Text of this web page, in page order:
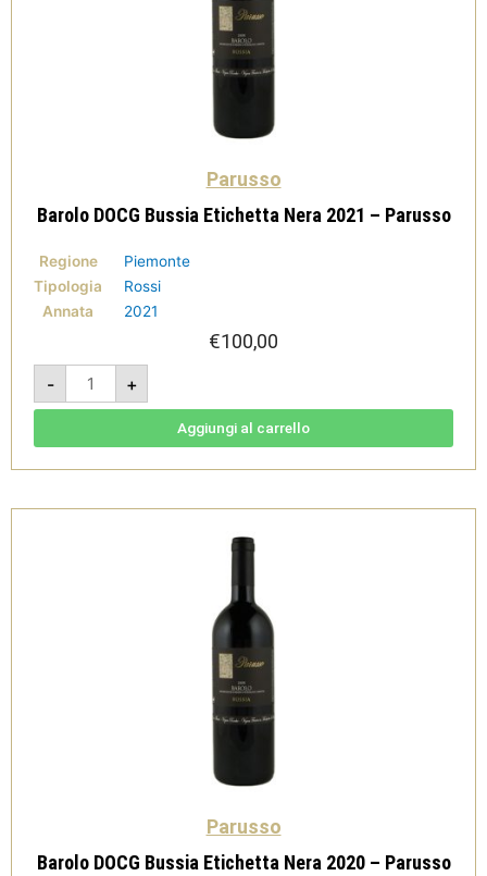
Parusso
Barolo DOCG Bussia Etichetta Nera 2021 – Parusso
Regione
Piemonte
Tipologia
Rossi
Annata
2021
€100,00
-
Barolo
DOCG
Bussia
Etichetta
Parusso
+
Aggiungi al carrello
Parusso
Barolo DOCG Bussia Etichetta Nera 2020 – Parusso